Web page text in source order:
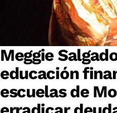
Meggie
educación
escuelas de